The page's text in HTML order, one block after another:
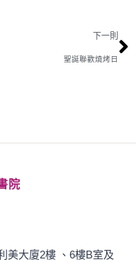
下一則
聖誕聯歡燒烤日
院
美大廈2樓 、6樓B室及